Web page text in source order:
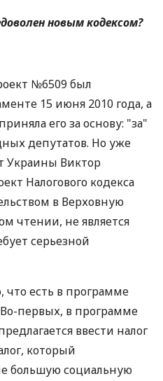
новым кодексом?
№6509 был
15 июня 2010 года, а
его за основу: "за"
депутатов. Но уже
Украины Виктор
Налогового кодекса
в Верховную
чтении, не является
серьезной
что есть в программе
первых, в программе
ввести налог
который
большую социальную